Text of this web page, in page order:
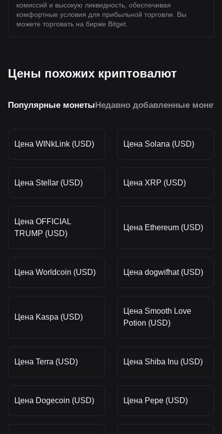
комиссий и высокую ликвидность, обеспечивая
комфортные условия для прибыльной торговли. Вы
можете торговать на бирже Bitget.
Цены похожих криптовалют
Популярные монетыНедавно добавленные
Цена WINkLink (USD) Цена Solana (USD)
Цена Stellar (USD) Цена XRP (USD)
Цена OFFICIAL
TRUMP (USD)
Цена Ethereum (USD)
Цена Worldcoin (USD) Цена dogwifhat (USD)
Цена Kaspa (USD)
Цена Smooth Love
Potion (USD)
Цена Terra (USD) Цена Shiba Inu (USD)
Цена Dogecoin (USD) Цена Pepe (USD)